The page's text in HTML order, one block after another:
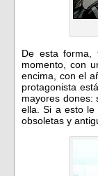
De esta forma,
momento, con
encima, con el
protagonista
mayores dones:
ella. Si a esto le
obsoletas y